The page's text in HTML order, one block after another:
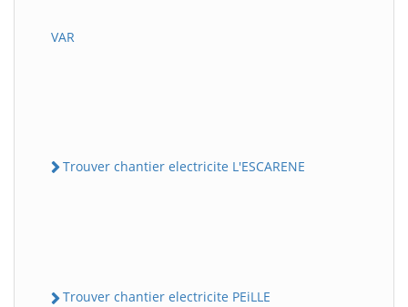
VAR
Trouver chantier electricite L'ESCARENE
Trouver chantier electricite PEiLLE